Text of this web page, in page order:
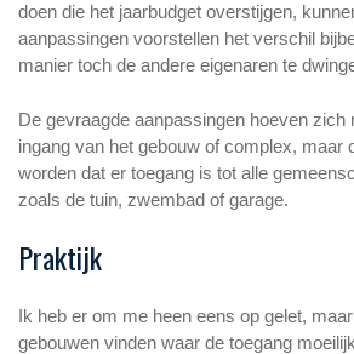
doen die het jaarbudget overstijgen,
aanpassingen voorstellen het verschil
manier toch de andere eigenaren te
De gevraagde aanpassingen hoeven zich
ingang van het gebouw of complex, maar
worden dat er toegang is tot alle
zoals de tuin, zwembad of garage.
Praktijk
Ik heb er om me heen eens op gelet,
gebouwen vinden waar de toegang